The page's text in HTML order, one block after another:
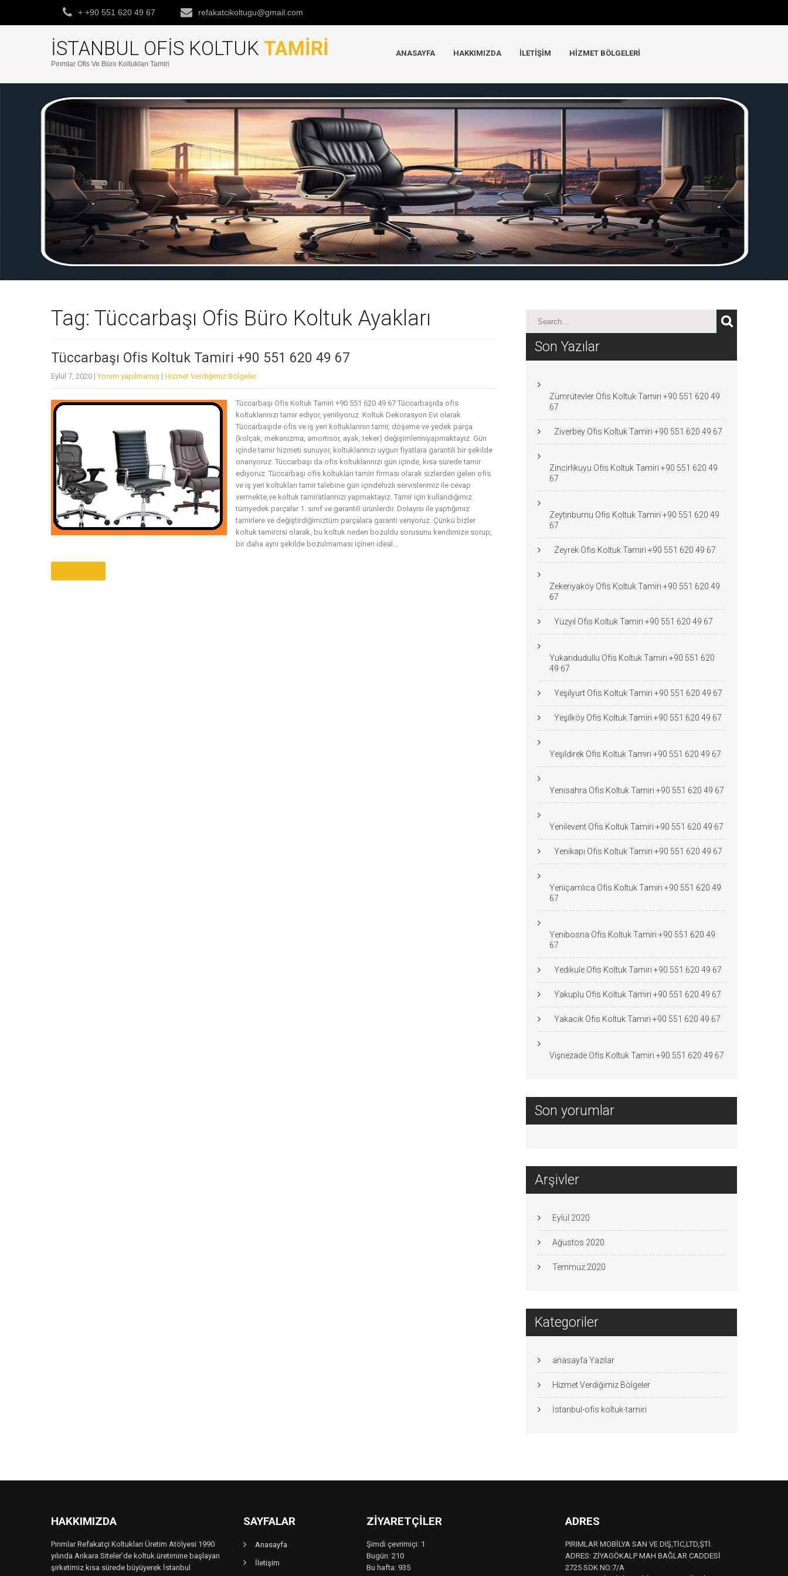
+ +90 551 620 49 67 refakatcikoltugu@gmail.com
İSTANBUL OFIS KOLTUK TAMIRI
Pırımlar Ofis Ve Büro Koltukları Tamiri
ANASAYFA HAKKIMIZDA İLETIŞIM HIZMET BÖLGELERI
Tag: Tüccarbaşı Ofis Büro Koltuk Ayakları
Tüccarbaşı Ofis Koltuk Tamiri +90 551 620 49 67
Eylül 7, 2020 |Yorum yapılmamış | Hizmet Verdiğimiz Bölgeler
Tüccarbaşı Ofis Koltuk Tamiri +90 551 620 49 67 Tüccarbaşıda ofis
koltuklarınızı tamir ediyor, yeniliyoruz. Koltuk Dekorasyon Evi olarak
Tüccarbaşıde ofis ve iş yeri koltuklarının tamir, döşeme ve yedek parça
(kolçak, mekanizma, amortisör, ayak, teker) değişimleriniyapmaktayız. Gün
içinde tamir hizmeti sunuyor, koltuklarınızı uygun fiyatlara garantili bir şekilde
onarıyoruz. Tüccarbaşı da ofis koltuklarınızı gün içinde, kısa sürede tamir
ediyoruz. Tüccarbaşı ofis koltukları tamiri firması olarak sizlerden gelen ofis
ve iş yeri koltukları tamir talebine gün içindehızlı servislerimiz ile cevap
vermekte,ve koltuk tamiratlarınızı yapmaktayız. Tamir için kullandığımız
tümyedek parçalar 1. sınıf ve garantili ürünlerdir. Dolayısı ile yaptığımız
tamirlere ve değiştirdiğimiztüm parçalara garanti veriyoruz. Çünkü bizler
koltuk tamircisi olarak, bu koltuk neden bozuldu sorusunu kendimize sorup,
bir daha aynı şekilde bozulmaması içinen ideal...
Son Yazılar
Zümrütevler Ofis Koltuk Tamiri +90 551 620 49
67
Ziverbey Ofis Koltuk Tamiri +90 551 620 49 67
Zincirlikuyu Ofis Koltuk Tamiri +90 551 620 49
67
Zeytinburnu Ofis Koltuk Tamiri +90 551 620 49
67
Zeyrek Ofis Koltuk Tamiri +90 551 620 49 67
Zekeriyaköy Ofis Koltuk Tamiri +90 551 620 49
67
Yüzyıl Ofis Koltuk Tamiri +90 551 620 49 67
Yukarıdudullu Ofis Koltuk Tamiri +90 551 620
49 67
Yeşilyurt Ofis Koltuk Tamiri +90 551 620 49 67
Yeşilköy Ofis Koltuk Tamiri +90 551 620 49 67
Yeşildirek Ofis Koltuk Tamiri +90 551 620 49 67
Yenisahra Ofis Koltuk Tamiri +90 551 620 49 67
Yenilevent Ofis Koltuk Tamiri +90 551 620 49 67
Yenikapı Ofis Koltuk Tamiri +90 551 620 49 67
Yeniçamlıca Ofis Koltuk Tamiri +90 551 620 49
67
Yenibosna Ofis Koltuk Tamiri +90 551 620 49
67
Yedikule Ofis Koltuk Tamiri +90 551 620 49 67
Yakuplu Ofis Koltuk Tamiri +90 551 620 49 67
Yakacık Ofis Koltuk Tamiri +90 551 620 49 67
Vişnezade Ofis Koltuk Tamiri +90 551 620 49 67
Son yorumlar
Arşivler
Eylül 2020
Ağustos 2020
Temmuz 2020
Kategoriler
anasayfa Yazılar
Hizmet Verdiğimiz Bölgeler
İstanbul-ofis koltuk-tamiri
HAKKIMIZDA
Pırımlar Refakatçi Koltukları Üretim Atölyesi 1990
yılında Ankara Siteler’de koltuk üretimine başlayan
şirketimiz kısa sürede büyüyerek İstanbul
SAYFALAR
Anasayfa
İletişim
ZIYARETÇILER
Şimdi çevrimiçi: 1
Bugün: 210
Bu hafta: 935
ADRES
PIRIMLAR MOBİLYA SAN VE DIŞ,TİC,LTD,ŞTİ.
ADRES: ZİYAGÖKALP MAH BAĞLAR CADDESİ
2725 SOK NO:7/A